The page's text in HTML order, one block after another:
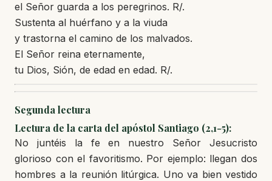
el Señor guarda a los peregrinos. R/.
Sustenta al huérfano y a la viuda
y trastorna el camino de los malvados.
El Señor reina eternamente,
tu Dios, Sión, de edad en edad. R/.
Segunda lectura
Lectura de la carta del apóstol Santiago (2,1-5):
No juntéis la fe en nuestro Señor Jesucristo
glorioso con el favoritismo. Por ejemplo: llegan dos
hombres a la reunión litúrgica. Uno va bien vestido